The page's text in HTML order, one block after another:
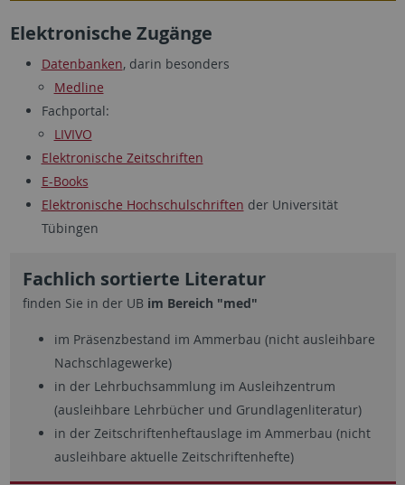
Elektronische Zugänge
Datenbanken, darin besonders
Medline
Fachportal:
LIVIVO
Elektronische Zeitschriften
E-Books
Elektronische Hochschulschriften der Universität
Tübingen
Fachlich sortierte Literatur
finden Sie in der UB im Bereich "med"
im Präsenzbestand im Ammerbau (nicht ausleihbare
Nachschlagewerke)
in der Lehrbuchsammlung im Ausleihzentrum
(ausleihbare Lehrbücher und Grundlagenliteratur)
in der Zeitschriftenheftauslage im Ammerbau (nicht
ausleihbare aktuelle Zeitschriftenhefte)